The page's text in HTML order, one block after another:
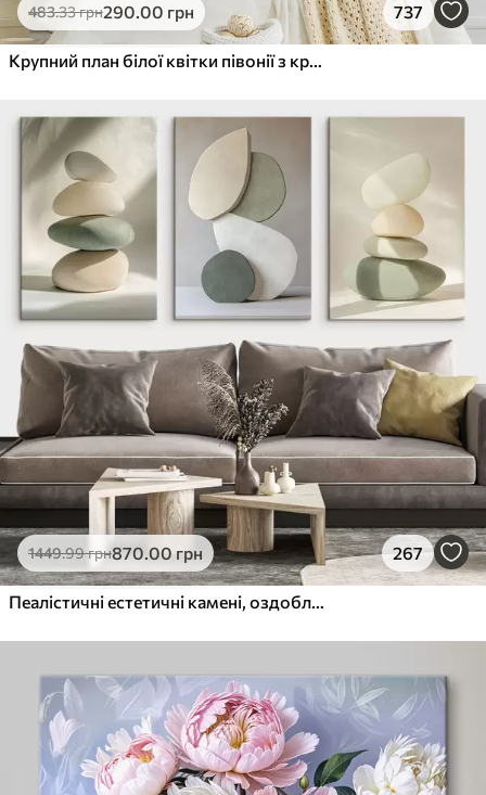
483.33грн290.00 грн 737
Крупний план білої квітки півонії з крапельками води на пелюстках на розмитому фоні
1449.99грн870.00 грн 267
Пеалістичні естетичні камені, оздоблення будинку, природне освітлення